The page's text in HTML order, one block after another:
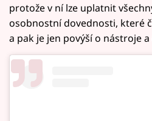
protože v ní lze uplatnit
osobnostní dovednosti, které
a pak je jen povýší o nástroje